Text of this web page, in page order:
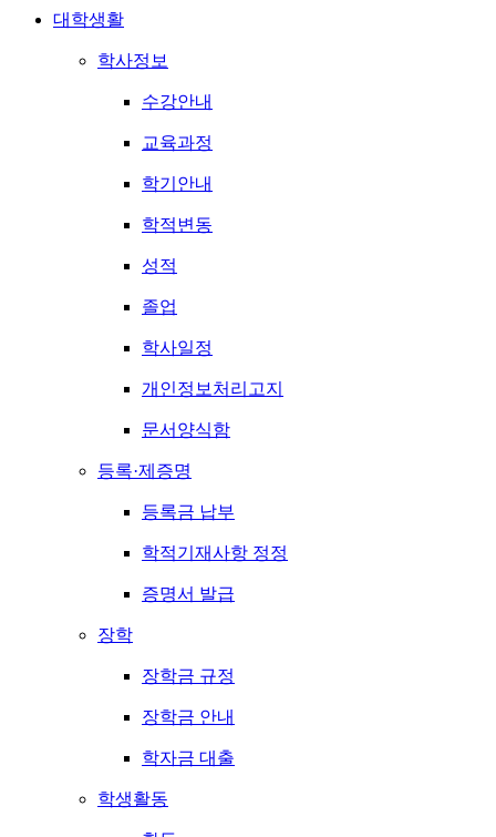
대학생활
학사정보
수강안내
교육과정
학기안내
학적변동
성적
졸업
학사일정
개인정보처리고지
문서양식함
등록·제증명
등록금 납부
학적기재사항 정정
증명서 발급
장학
장학금 규정
장학금 안내
학자금 대출
학생활동